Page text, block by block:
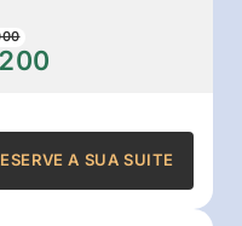
A SUA SUITE